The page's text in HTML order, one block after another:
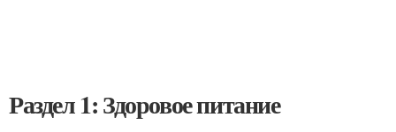
Раздел 1: Здоровое питание